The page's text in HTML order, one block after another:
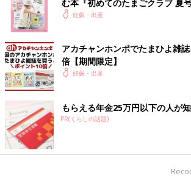
す。産みたくても産んであげられなかった命。
分、命の重みを感じたんです。
風疹のワクチンを打っていなくて、赤ちゃん
かったのは私。それなのに、障害が出るかもし
性だけで、この命をなかったことにはできない
くちゃいけないの？どんな障害があったとして
子を絶対に幸せにしたい！と思いました。
だから、最初から中絶することは考えていませ
同じ気持ちでいてくれました。話し合いでこ
と家族に伝え、母にはしぶしぶ了解をもらい
む本『初めてのたまごクラブ 夏号
妊娠・出産
アカチャンホンポでたまひよ雑
倍【期間限定】
妊娠・出産
もらえる年金25万円以下の人が
PR(くらしの話題)